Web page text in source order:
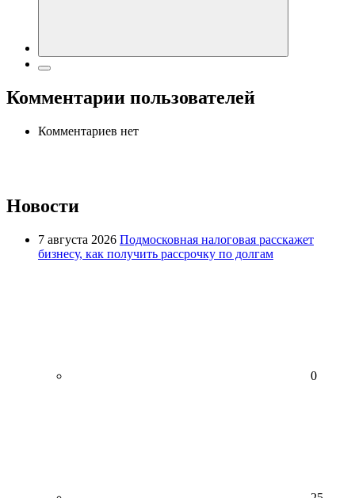
Комментарии пользователей
Комментариев нет
Новости
7 августа 2026 Подмосковная налоговая расскажет
бизнесу, как получить рассрочку по долгам
0